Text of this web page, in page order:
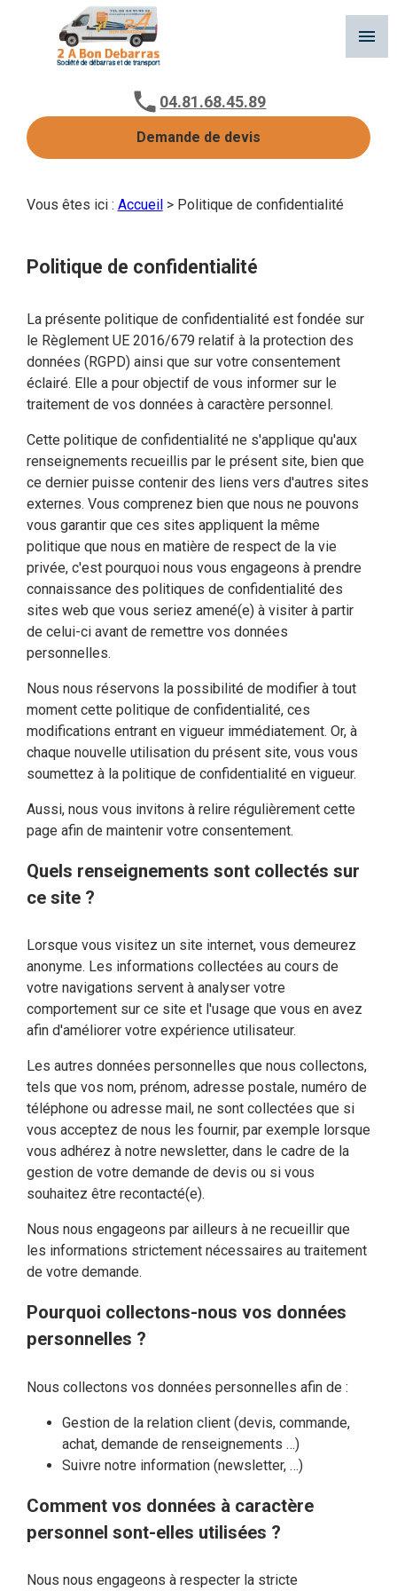
menu
04.81.68.45.89
Demande de devis
Vous êtes ici : Accueil> Politique de confidentialité
Politique de confidentialité
La présente politique de confidentialité est fondée sur
le Règlement UE 2016/679 relatif à la protection des
données (RGPD) ainsi que sur votre consentement
éclairé. Elle a pour objectif de vous informer sur le
traitement de vos données à caractère personnel.
Cette politique de confidentialité ne s'applique qu'aux
renseignements recueillis par le présent site, bien que
ce dernier puisse contenir des liens vers d'autres sites
externes. Vous comprenez bien que nous ne pouvons
vous garantir que ces sites appliquent la même
politique que nous en matière de respect de la vie
privée, c'est pourquoi nous vous engageons à prendre
connaissance des politiques de confidentialité des
sites web que vous seriez amené(e) à visiter à partir
de celui-ci avant de remettre vos données
personnelles.
Nous nous réservons la possibilité de modifier à tout
moment cette politique de confidentialité, ces
modifications entrant en vigueur immédiatement. Or, à
chaque nouvelle utilisation du présent site, vous vous
soumettez à la politique de confidentialité en vigueur.
Aussi, nous vous invitons à relire régulièrement cette
page afin de maintenir votre consentement.
Quels renseignements sont collectés sur
ce site ?
Lorsque vous visitez un site internet, vous demeurez
anonyme. Les informations collectées au cours de
votre navigations servent à analyser votre
comportement sur ce site et l'usage que vous en avez
afin d'améliorer votre expérience utilisateur.
Les autres données personnelles que nous collectons,
tels que vos nom, prénom, adresse postale, numéro de
téléphone ou adresse mail, ne sont collectées que si
vous acceptez de nous les fournir, par exemple lorsque
vous adhérez à notre newsletter, dans le cadre de la
gestion de votre demande de devis ou si vous
souhaitez être recontacté(e).
Nous nous engageons par ailleurs à ne recueillir que
les informations strictement nécessaires au traitement
de votre demande.
Pourquoi collectons-nous vos données
personnelles ?
Nous collectons vos données personnelles afin de :
Gestion de la relation client (devis, commande,
achat, demande de renseignements …)
Suivre notre information (newsletter, …)
Comment vos données à caractère
personnel sont-elles utilisées ?
Nous nous engageons à respecter la stricte
Panneau de gestion des cookies